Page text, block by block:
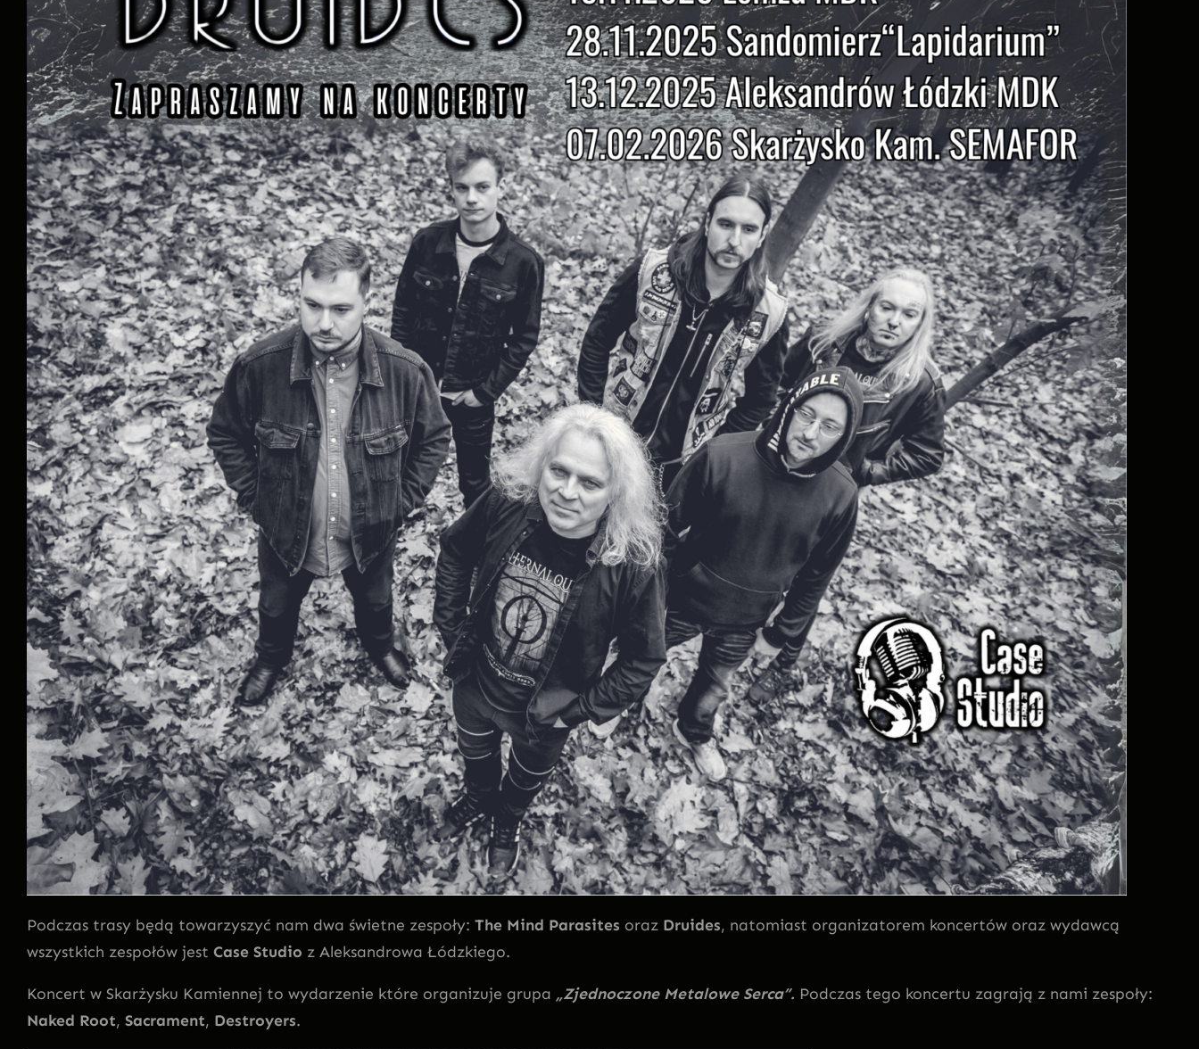
Podczas trasy będą towarzyszyć nam dwa świetne zespoły: The Mind Parasites oraz Druides, natomiast organizatorem koncertów oraz wydawcą
wszystkich zespołów jest Case Studio z Aleksandrowa Łódzkiego.
Koncert w Skarżysku Kamiennej to wydarzenie które organizuje grupa „Zjednoczone Metalowe Serca”. Podczas tego koncertu zagrają z nami zespoły:
Naked Root, Sacrament, Destroyers.